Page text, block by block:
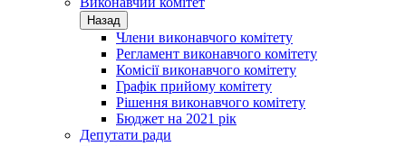
Назад
Члени виконавчого комітету
Регламент виконавчого комітету
Комісії виконавчого комітету
Графік прийому комітету
Рішення виконавчого комітету
Бюджет на 2021 рік
Депутати ради